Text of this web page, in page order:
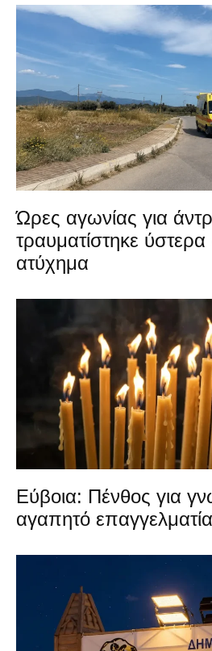
Ώρες αγωνίας για
τραυματίστηκε
ατύχημα
Εύβοια: Πένθος για
αγαπητό επαγγελματία